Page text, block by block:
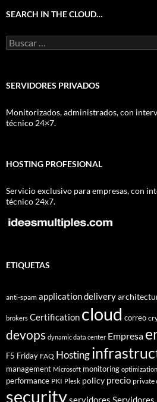
SEARCH IN THE CLOUD…
Buscar:
SERVIDORES PRIVADOS
Monitorizados, administrados, con
técnico 24×7.
HOSTING PROFESIONAL
Servicio exclusivo para empresas, con
técnico 24x7.
ETIQUETAS
anti-spam application delivery
brokers Certification cloud correo
devops dynamic data center Empresa
F5 Friday FAQ Hosting
management Microsoft monitoring optimization
performance PKI Plesk policy precio private
security